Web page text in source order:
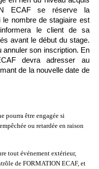
ECAF se réserve la
le nombre de stagiaire est
le client de sa
avant le début du stage.
annuler son inscription. En
devra adresser au
de la nouvelle date de
pourra être engagée si
ou retardée en raison
tout événement extérieur,
de FORMATION ECAF, et